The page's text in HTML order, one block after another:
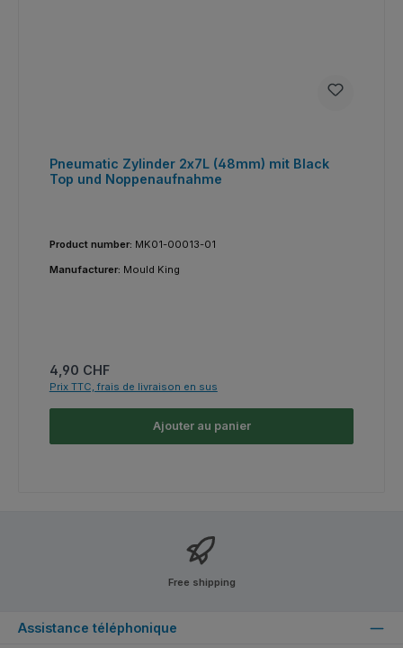
Pneumatic Zylinder 2x7L (48mm) mit Black
Top und Noppenaufnahme
Product number: MK01-00013-01
Manufacturer: Mould King
Prix régulier :
4,90 CHF
Prix TTC, frais de livraison en sus
Ajouter au panier
Free shipping
Assistance téléphonique